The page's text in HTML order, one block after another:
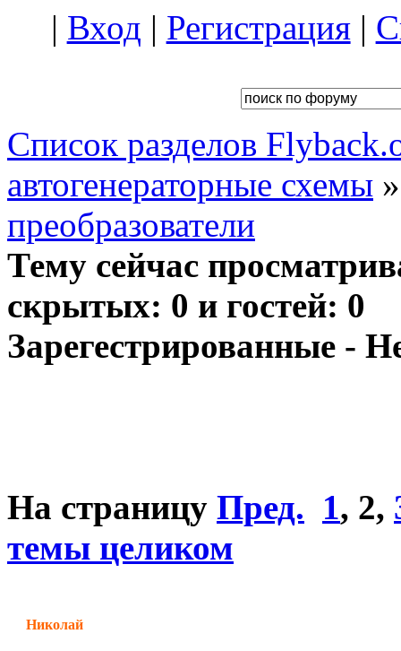
| Вход | Регистрация|
Список разделов
автогенераторные схемы
преобразователи
Тему сейчас
скрытых: 0 и гостей: 0
Зарегестрированные -
На страницу Пред. 1, 2,
темы целиком
Николай